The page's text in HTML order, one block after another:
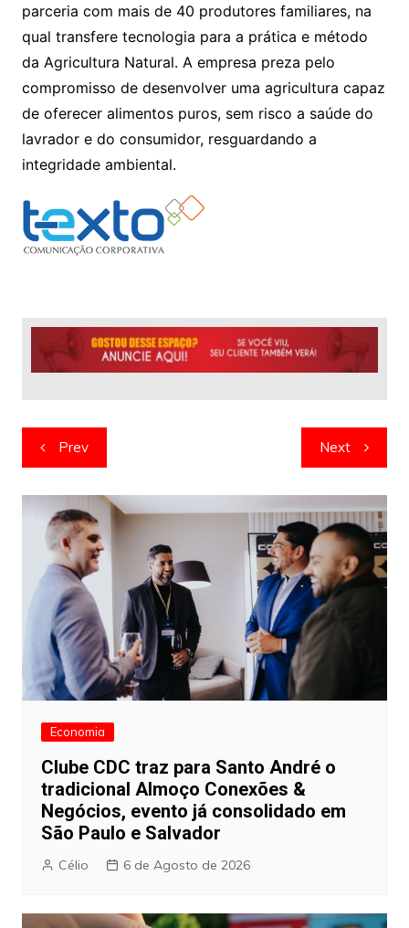
parceria com mais de 40 produtores familiares, na
qual transfere tecnologia para a prática e método
da Agricultura Natural. A empresa preza pelo
compromisso de desenvolver uma agricultura capaz
de oferecer alimentos puros, sem risco a saúde do
lavrador e do consumidor, resguardando a
integridade ambiental.
Navegação
de
artigos
Prev Next
Economia
Clube CDC traz para Santo André o
tradicional Almoço Conexões &
Negócios, evento já consolidado em
São Paulo e Salvador
Célio 6 de Agosto de 2026